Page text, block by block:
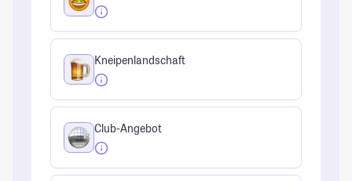
Kneipenlandschaft
Club-Angebot